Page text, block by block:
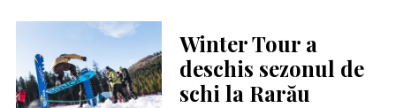
Winter Tour a
deschis sezonul de
schi la Rarău